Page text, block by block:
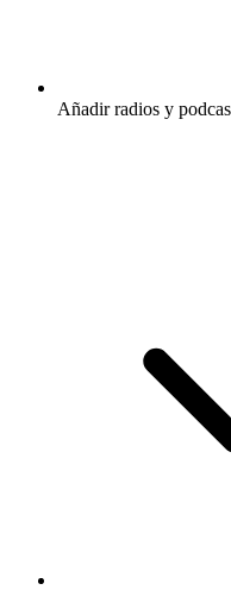
Añadir radios y